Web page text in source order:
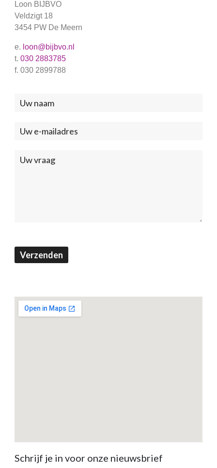
Loon BIJBVO
Veldzigt 18
3454 PW De Meern
e. loon@bijbvo.nl
t. 030 2883785
f. 030 2899788
Neem
met
ons
Verzenden
Schrijf je in voor onze nieuwsbrief